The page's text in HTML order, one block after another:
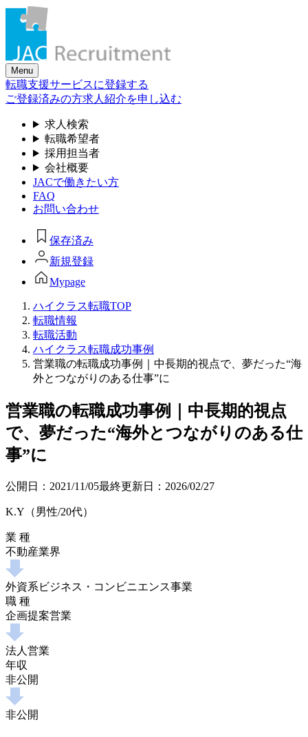
Skip
content
Menu
転職支援サービスに登録する
ご登録済みの方求人紹介を申し込む
求人検索
転職希望者
採用担当者
会社概要
JACで働きたい方
FAQ
お問い合わせ
保存済み
新規登録
Mypage
ハイクラス転職TOP
転職情報
転職活動
ハイクラス転職成功事例
営業職の転職成功事例｜中長期的視点で、夢だった“海
外とつながりのある仕事”に
営業職の転職成功事例｜中長期的視点
で、夢だった“海外とつながりのある仕
事”に
公開日： 2021/11/05最終更新日： 2026/02/27
K.Y（男性/20代）
業 種
不動産業界
外資系ビジネス・コンビニエンス事業
職 種
企画提案営業
法人営業
年収
非公開
非公開